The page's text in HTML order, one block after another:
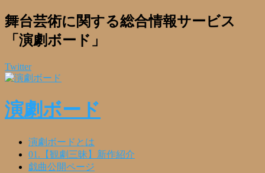
舞台芸術に関する総合情報サービス
「演劇ボード」
Twitter
演劇ボード
演劇ボードとは
01.【観劇三昧】新作紹介
戯曲公開ページ